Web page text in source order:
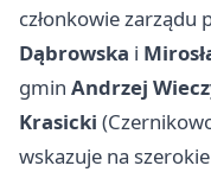
członkowie zarządu
Dąbrowska i
gmin Andrzej
Krasicki
wskazuje na